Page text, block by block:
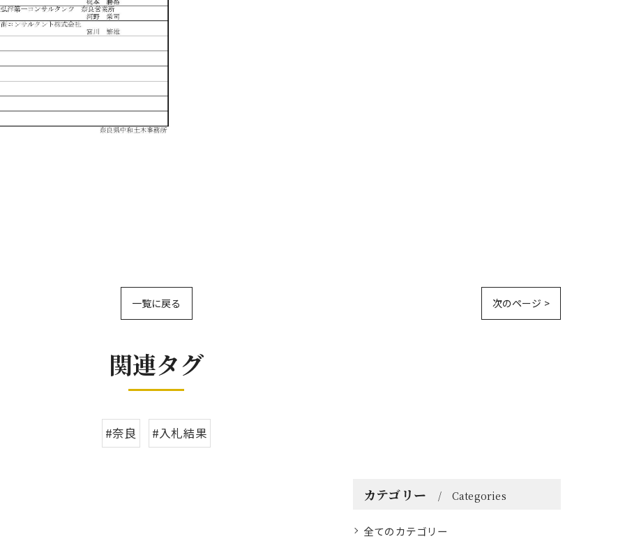
一覧に戻る 次のページ >
関連タグ
#奈良 #入札結果
カテゴリー Categories
全てのカテゴリー